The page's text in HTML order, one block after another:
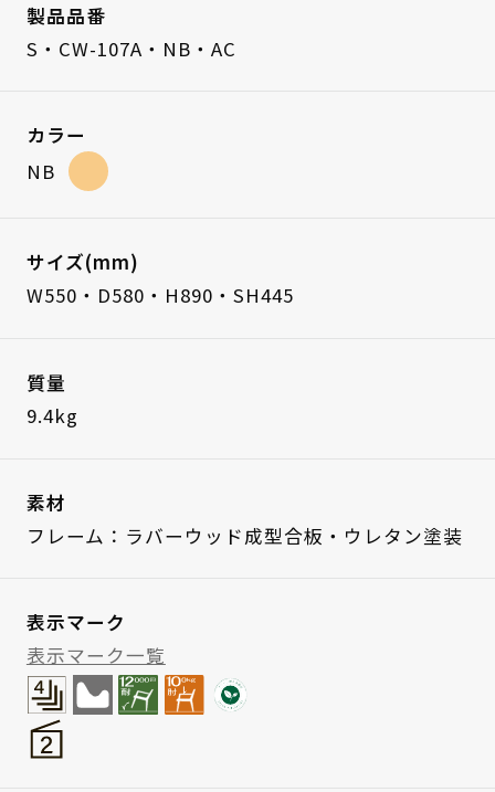
製品品番
S・CW-107A・NB・AC
カラー
NB
サイズ(mm)
W550・D580・H890・SH445
質量
9.4kg
素材
フレーム：ラバーウッド成型合板・ウレタン塗装
表示マーク
表示マーク一覧